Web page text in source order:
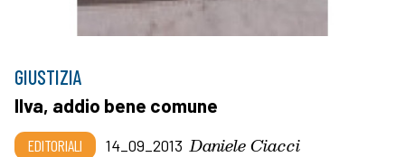
GIUSTIZIA
Ilva, addio bene comune
EDITORIALI 14_09_2013 Daniele Ciacci